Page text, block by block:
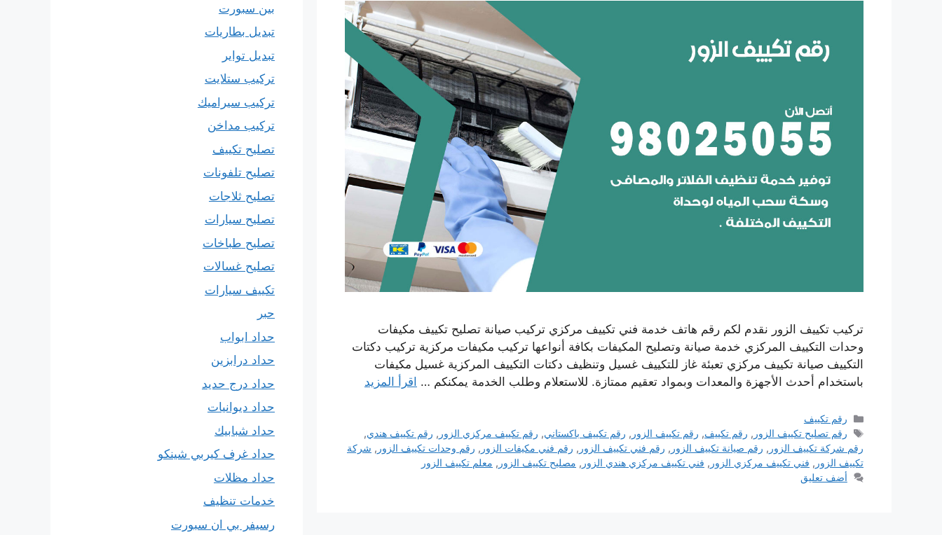
تركيب تكييف الزور نقدم لكم رقم هاتف خدمة فني تكييف مركزي تركيب صيانة تصليح تكييف مكيفات
وحدات التكييف المركزي خدمة صيانة وتصليح المكيفات بكافة أنواعها تركيب مكيفات مركزية تركيب دكتات
التكييف صيانة تكييف مركزي تعبئة غاز للتكييف غسيل وتنظيف دكتات التكييف المركزية غسيل مكيفات
باستخدام أحدث الأجهزة والمعدات وبمواد تعقيم ممتازة. للاستعلام وطلب الخدمة يمكنكم … اقرأ المزيد
التصنيفات
رقم تكييف
الوسوم
رقم تصليح تكييف الزور , رقم تكييف, رقم تكييف الزور , رقم تكييف باكستاني, رقم تكييف مركزي الزور , رقم تكييف هندي,
رقم شركة تكييف الزور , رقم صيانة تكييف الزور , رقم فني تكييف الزور , رقم فني مكيفات الزور , رقم وحدات تكييف الزور , شركة
تكييف الزور , فني تكييف مركزي الزور , فني تكييف مركزي هندي الزور , مصليح تكييف الزور , معلم تكييف الزور
أضف تعليق
بين سبورت
تبديل بطاريات
تبديل تواير
تركيب ستلايت
تركيب سيراميك
تركيب مداخن
تصليح تكييف
تصليح تلفونات
تصليح ثلاجات
تصليح سيارات
تصليح طباخات
تصليح غسالات
تكييف سيارات
حبر
حداد ابواب
حداد درابزين
حداد درج حديد
حداد ديوانيات
حداد شبابيك
حداد غرف كيربي شينكو
حداد مظلات
خدمات تنظيف
رسيفر بي ان سبورت